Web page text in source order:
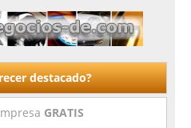
destacado?
GRATIS